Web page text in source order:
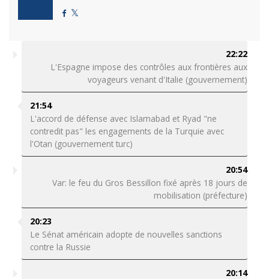
22:22
L'Espagne impose des contrôles aux frontières aux
voyageurs venant d'Italie (gouvernement)
21:54
L'accord de défense avec Islamabad et Ryad "ne
contredit pas" les engagements de la Turquie avec
l'Otan (gouvernement turc)
20:54
Var: le feu du Gros Bessillon fixé après 18 jours de
mobilisation (préfecture)
20:23
Le Sénat américain adopte de nouvelles sanctions
contre la Russie
20:14